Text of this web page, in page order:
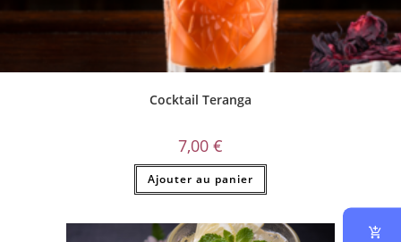
Cocktail Teranga
7,00 €
Ajouter au panier